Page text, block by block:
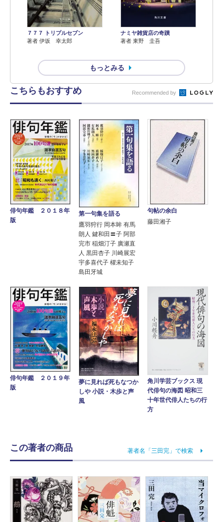
７７７ トリプルセブン
著者 伊坂 幸太郎
ナミヤ雑貨店の奇蹟
著者 東野 圭吾
もっとみる
こちらもおすすめ Recommended by
俳句年鑑 ２０１８年
版
第一句集を語る
鷹羽狩行 岡本眸 有馬
朗人 鍵和田〓子 阿部
完市 稲畑汀子 廣瀬直
人 黒田杏子 川崎展宏
宇多喜代子 櫂未知子
島田牙城
句帖の余白
藤田湘子
俳句年鑑 ２０１９年
版
夢に見れば死もなつか
しや 小説・木歩と声
風
角川学芸ブックス 現
代俳句の海図 昭和三
十年世代俳人たちの行
方
この著者の商品 著者名「三田完」で検索